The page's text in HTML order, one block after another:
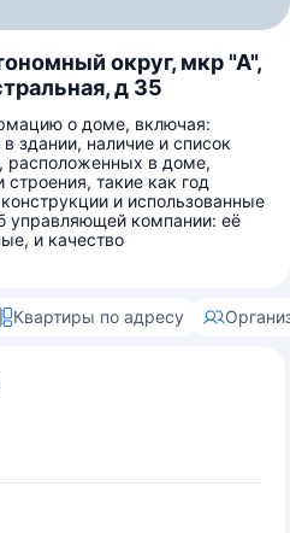
округ, мкр "А",
д 35
о доме, включая:
здании, наличие и список
расположенных в доме,
такие как год
и использованные
управляющей компании: её
и качество
Квартиры по адресу